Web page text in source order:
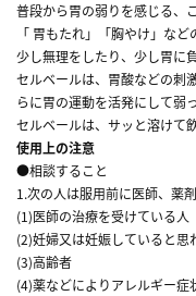
普段から胃の弱りを感じる、
「 胃もたれ」「胸やけ」な
少し無理をしたり、少し胃に
セルベールは、胃酸などの刺
らに胃の運動を活発にして弱
セルベールは、サッと溶けて
使用上の注意
●相談すること
1.次の人は服用前に医師、薬
(1)医師の治療を受けている人
(2)妊婦又は妊娠していると思
(3)高齢者
(4)薬などによりアレルギー症